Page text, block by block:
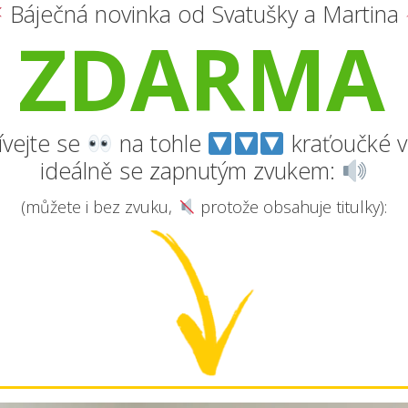
Báječná novinka od Svatušky a Martina
ZDARMA
se na tohle
kraťoučké
ideálně se zapnutým zvukem:
(můžete i bez zvuku, protože obsahuje titulky):